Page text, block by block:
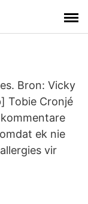
Bron: Vicky
Tobie Cronjé
ek nie
vir